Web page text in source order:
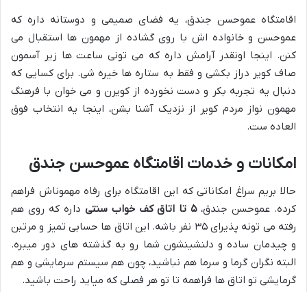
اقامتگاه عموحسن جندق، یه فضای صمیمی و دوستانه داره که
عموحسن و خانواده اش با روی گشاده از مهمون ها استقبال می
کنن. اینجا اونقدر آرامش داره که می تونی ساعت ها زیر آسمون
صاف کویر دراز بکشی و فقط به ستاره ها خیره شی. برای کسایی که
دنبال یه تجربه بکر و دست نخورده از کویرن و می خوان با فرهنگ
مهمون نواز مردم کویر از نزدیک آشنا بشن، اینجا یه انتخاب فوق
العاده ست.
امکانات و خدمات اقامتگاه عموحسن جندق
حالا بریم سراغ امکاناتی که این اقامتگاه برای رفاه مهموناش فراهم
کرده. عموحسن جندق،۵ تا اتاق کف خواب سنتی
داره که روی هم
رفته می تونه پذیرای ۳۵ نفر باشه. این اتاق ها حسابی تمیز و مرتبن
و چیدمان ساده و دلنشینشون شما رو به گذشته های دور میبره.
البته نگران گرما و سرما هم نباشید، چون هم سیستم سرمایشی و هم
گرمایشی تو اتاق ها فراهمه تا تو هر فصلی که میاید راحت باشید.